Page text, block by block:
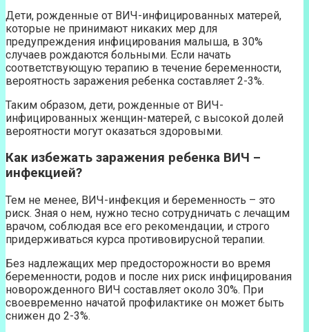
Дети, рожденные от ВИЧ-инфицированных матерей,
которые не принимают никаких мер для
предупреждения инфицирования малыша, в 30%
случаев рождаются больными. Если начать
соответствующую терапию в течение беременности,
вероятность заражения ребенка составляет 2-3%.
Таким образом, дети, рожденные от ВИЧ-
инфицированных женщин-матерей, с высокой долей
вероятности могут оказаться здоровыми.
Как избежать заражения ребенка ВИЧ –
инфекцией?
Тем не менее, ВИЧ-инфекция и беременность – это
риск. Зная о нем, нужно тесно сотрудничать с лечащим
врачом, соблюдая все его рекомендации, и строго
придерживаться курса противовирусной терапии.
Без надлежащих мер предосторожности во время
беременности, родов и после них риск инфицирования
новорожденного ВИЧ составляет около 30%. При
своевременно начатой профилактике он может быть
снижен до 2-3%.